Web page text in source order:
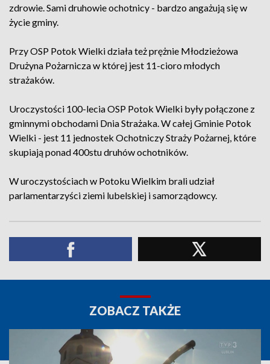
zdrowie. Sami druhowie ochotnicy - bardzo angażują się w
życie gminy.
Przy OSP Potok Wielki działa też prężnie Młodzieżowa
Drużyna Pożarnicza w której jest 11-cioro młodych
strażaków.
Uroczystości 100-lecia OSP Potok Wielki były połączone z
gminnymi obchodami Dnia Strażaka. W całej Gminie Potok
Wielki - jest 11 jednostek Ochotniczy Straży Pożarnej, które
skupiają ponad 400stu druhów ochotników.
W uroczystościach w Potoku Wielkim brali udział
parlamentarzyści ziemi lubelskiej i samorządowcy.
ZOBACZ TAKŻE